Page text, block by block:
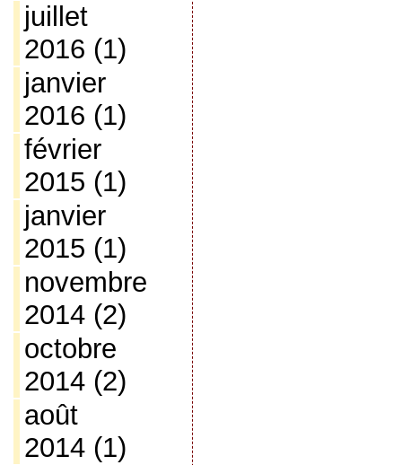
juillet
2016 (1)
janvier
2016 (1)
février
2015 (1)
janvier
2015 (1)
novembre
2014(2)
octobre
2014(2)
août
2014(1)